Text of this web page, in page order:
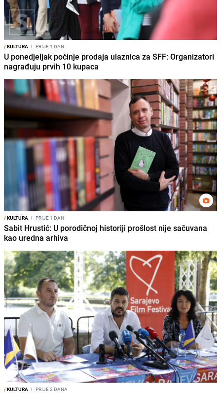
/KULTURA I PRIJE 1 DAN
U ponedjeljak počinje prodaja ulaznica za SFF: Organizatori
nagrađuju prvih 10 kupaca
/KULTURA I PRIJE 1 DAN
Sabit Hrustić: U porodičnoj historiji prošlost nije sačuvana
kao uredna arhiva
/KULTURA I PRIJE 2 DANA